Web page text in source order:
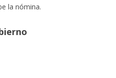
la nómina.